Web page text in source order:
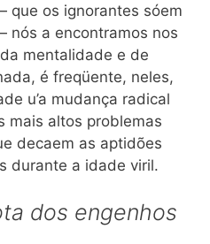
que os ignorantes sóem
nós a encontramos nos
mentalidade e de
é freqüente, neles,
u’a mudança radical
mais altos problemas
decaem as aptidões
durante a idade viril.
dos engenhos